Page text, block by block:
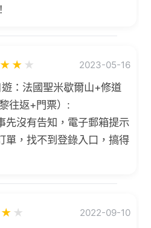
★ ★ ★ 2023-05-16
：法國聖米歇爾山+修道
往返+門票）:
先沒有告知，電子郵箱提示
單，找不到登錄入口，搞得
★ ★ 2022-09-10